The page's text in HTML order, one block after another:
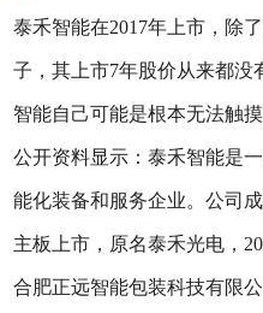
泰禾智能在2017年上市，除
子，其上市7年股价从来都没
智能自己可能是根本无法触摸
公开资料显示：泰禾智能是
能化装备和服务企业。公司
主板上市，原名泰禾光电，
合肥正远智能包装科技有限